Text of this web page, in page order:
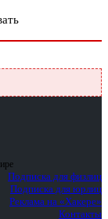
Подписка для физлиц
Подписка для юрлиц
Реклама на «Хакере»
Контакты